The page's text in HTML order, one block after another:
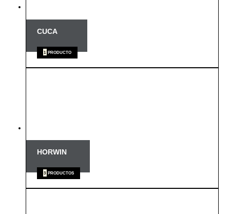
CUCA
1 PRODUCTO
HORWIN
3 PRODUCTOS